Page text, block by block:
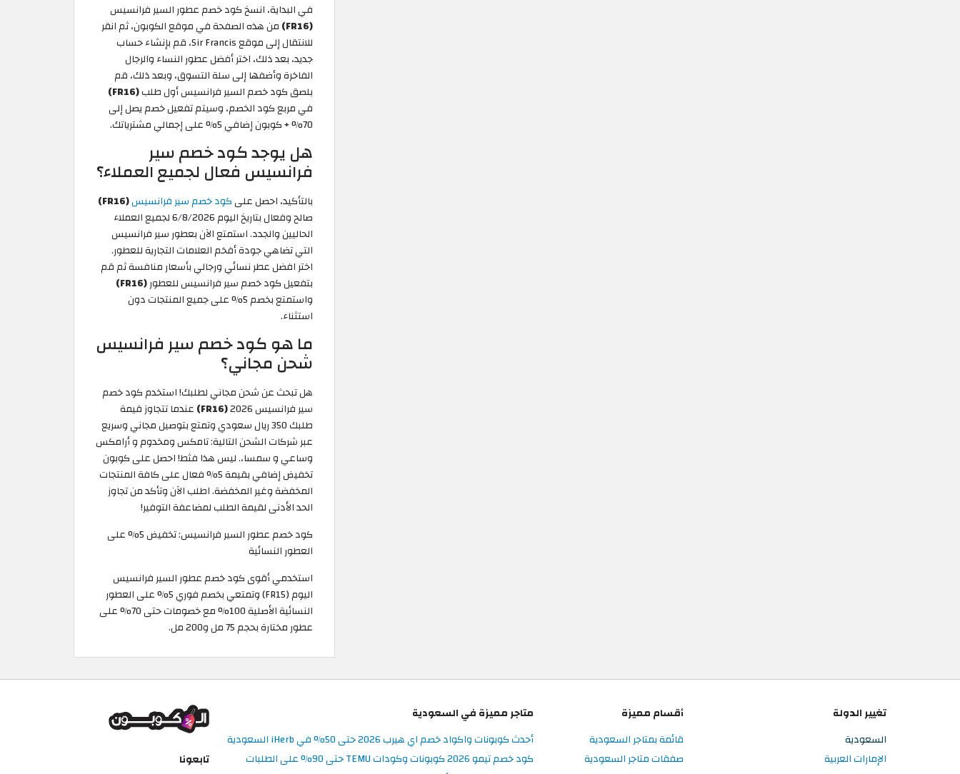
في البداية، انسخ كود خصم عطور السير فرانسيس
(FR16)
من هذه الصفحة في موقع الكوبون، ثم انقر
للانتقال إلى موقع Sir Francis، قم بإنشاء حساب
جديد، بعد ذلك، اختر أفضل عطور النساء والرجال
الفاخرة وأضفها إلى سلة التسوق، وبعد ذلك، قم
بلصق كود خصم السير فرانسيس أول طلب(FR16)
في مربع كود الخصم، وسيتم تفعيل خصم يصل إلى
70% + كوبون إضافي 5% على إجمالي مشترياتك.
هل يوجد كود خصم سير
فرانسيس فعال لجميع العملاء؟
بالتأكيد، احصل علىكود خصم سير فرانسيس(FR16)
صالح وفعال بتاريخ اليوم 6/8/2026 لجميع العملاء
الحاليين والجدد. استمتع الآن بعطور سير فرانسيس
التي تضاهي جودة أفخم العلامات التجارية للعطور.
اختر افضل عطر نسائي ورجالي بأسعار منافسة ثم قم
بتفعيل كود خصم سير فرانسيس للعطور(FR16)
واستمتع بخصم 5% على جميع المنتجات دون
استثناء.
ما هو كود خصم سير فرانسيس
شحن مجاني؟
هل تبحث عن شحن مجاني لطلبك! استخدم كود خصم
سير فرانسيس 2026
(FR16)
عندما تتجاوز قيمة
طلبك 350 ريال سعودي وتمتع بتوصيل مجاني وسريع
عبر شركات الشحن التالية: تامكس ومخدوم و أرامكس
وساعي و سمسا،. ليس هذا فثط! احصل على كوبون
تخفيض إضافي بقيمة 5% فعال على كافة المنتجات
المخفضة وغير المخفضة. اطلب الآن وتأكد من تجاوز
الحد الأدنى لقيمة الطلب لمضاعفة التوفير!
كود خصم عطور السير فرانسيس: تخفيض 5% على
العطور النسائية
استخدمي أقوى كود خصم عطور السير فرانسيس
اليوم (FR15) وتمتعي بخصم فوري 5% على العطور
النسائية الأصلية 100% مع خصومات حتى 70% على
عطور مختارة بحجم 75 مل و200 مل.
تغيير الدولة
السعودية
الإمارات العربية
أقسام مميزة
قائمة بمتاجر السعودية
صفقات متاجر السعودية
متاجر مميزة في السعودية
أحدث كوبونات واكواد خصم اي هيرب 2026 حتى 50% في iHerb السعودية
كود خصم تيمو 2026 كوبونات وكودات TEMU حتى 90% على الطلبات
تابعونا